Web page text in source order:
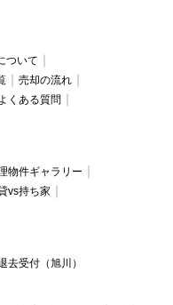
ついて
売却の流れ
くある質問
物件ギャラリー
vs持ち家
去受付（旭川）